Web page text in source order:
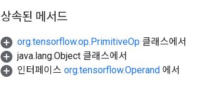
상속된 메서드
org.tensorflow.op.PrimitiveOp 클래스에서
java.lang.Object 클래스에서
인터페이스 org.tensorflow.Operand 에서